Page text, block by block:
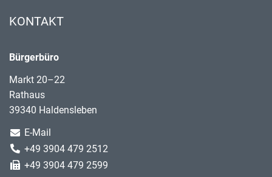
KONTAKT
Bürgerbüro
Markt 20–22
Rathaus
39340 Haldensleben
E-Mail
+49 3904 479 2512
+49 3904 479 2599